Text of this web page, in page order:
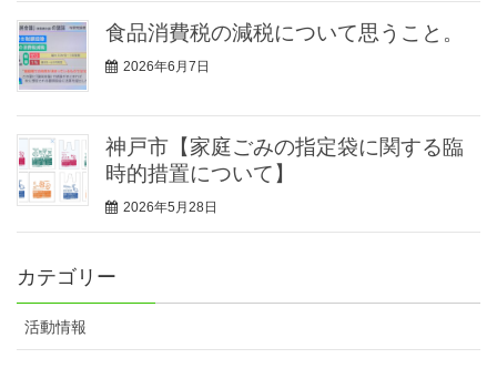
食品消費税の減税について思うこと。
2026年6月7日
神戸市【家庭ごみの指定袋に関する臨
時的措置について】
2026年5月28日
カテゴリー
活動情報